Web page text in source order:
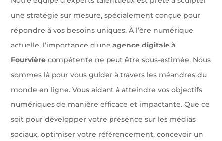
une stratégie sur mesure, spécialement conçue pour
répondre à vos besoins uniques. À l’ère numérique
actuelle, l’importance d’uneagence digitale à
Fourvière compétente ne peut être sous-estimée. Nous
sommes là pour vous guider à travers les méandres du
monde en ligne. Vous aidant à atteindre vos objectifs
numériques de manière efficace et impactante. Que ce
soit pour développer votre présence sur les médias
sociaux, optimiser votre référencement, concevoir un